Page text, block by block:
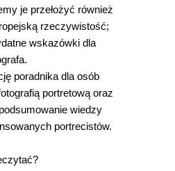
je przełożyć również
rzeczywistość;
wskazówki dla
poradnika dla osób
portretową oraz
wiedzy
portrecistów.